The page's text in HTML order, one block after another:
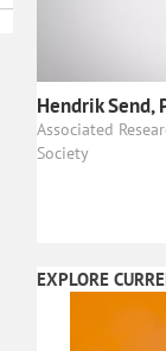
Hendrik Send,
Associated
Society
EXPLORE